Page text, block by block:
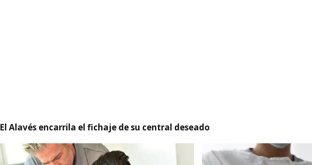
El Alavés encarrila el fichaje de su central deseado